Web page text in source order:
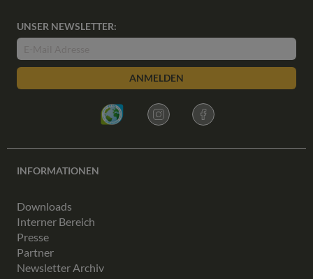
UNSER NEWSLETTER:
ANMELDEN
INFORMATIONEN
Downloads
Interner Bereich
Presse
Partner
Newsletter Archiv